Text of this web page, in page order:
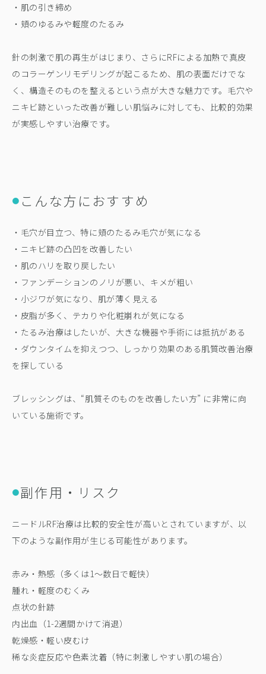
・肌の引き締め
・頬のゆるみや軽度のたるみ
針の刺激で肌の再生がはじまり、さらにRFによる加熱で真皮
のコラーゲンリモデリングが起こるため、肌の表面だけでな
く、構造そのものを整えるという点が大きな魅力です。毛穴や
ニキビ跡といった改善が難しい肌悩みに対しても、比較的効果
が実感しやすい治療です。
● こんな方におすすめ
・毛穴が目立つ、特に頬のたるみ毛穴が気になる
・ニキビ跡の凸凹を改善したい
・肌のハリを取り戻したい
・ファンデーションのノリが悪い、キメが粗い
・小ジワが気になり、肌が薄く見える
・皮脂が多く、テカりや化粧崩れが気になる
・たるみ治療はしたいが、大きな機器や手術には抵抗がある
・ダウンタイムを抑えつつ、しっかり効果のある肌質改善治療
を探している
ブレッシングは、“肌質そのものを改善したい方” に非常に向
いている施術です。
●副作用・リスク
ニードルRF治療は比較的安全性が高いとされていますが、以
下のような副作用が生じる可能性があります。
赤み・熱感（多くは1〜数日で軽快）
腫れ・軽度のむくみ
点状の針跡
内出血（1-2週間かけて消退）
乾燥感・軽い皮むけ
稀な炎症反応や色素沈着（特に刺激しやすい肌の場合）